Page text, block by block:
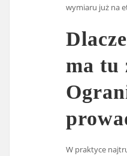
wymiaru już na
ma tu
W praktyce